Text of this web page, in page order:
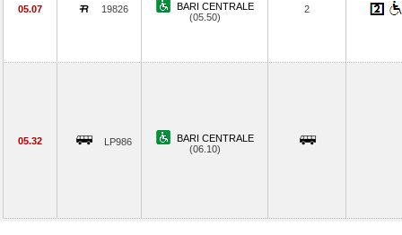
05.07 19826
BARI CENTRALE
(05.50)
2
05.32 LP986
BARI CENTRALE
(06.10)